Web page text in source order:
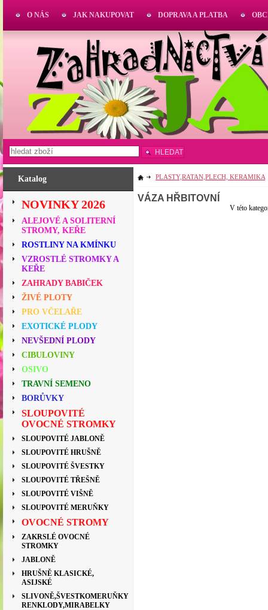
Katalog
NOVINKY 2026
ALEJOVÉ A SOLITERNÍ
STROMY, KEŘE
ROSTLINY NA KMÍNKU
VZROSTLÉ STROMKY A
KEŘE
ZAHRADY BABIČEK
ŽIVÉ PLOTY
PRO VČELAŘE
EXOTICKÉ PLODY
NEVŠEDNÍ PLODY
CIBULOVINY
OSIVO
TRAVNÍ SEMENO
BORŮVKY
SLOUPOVITÉ
OVOCNÉ STROMKY
SLOUPOVITÉ JABLONĚ
SLOUPOVITÉ HRUŠNĚ
SLOUPOVITÉ ŠVESTKY
SLOUPOVITÉ TŘEŠNĚ
SLOUPOVITÉ VIŠNĚ
SLOUPOVITÉ MERUŇKY
OVOCNÉ STROMY
ZAKRSLÉ OVOCNÉ
STROMKY
JABLONĚ
HRUŠNĚ KLASICKÉ,
ASIJSKÉ
SLIVONĚ,ŠVESTKOMERUŇKY
RENKLODY,MIRABELKY
PLASTY,RATAN,PLECH, KERAMIKA
VÁZA HŘBITOVNÍ
V této
O NÁS JAK NAKUPOVAT DOPRAVA A PLATBA
HLEDAT